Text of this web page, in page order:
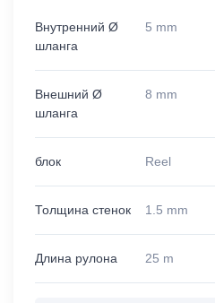
Внутренний Ø
шланга
5 mm
Внешний Ø
шланга
8 mm
блок Reel
Толщина стенок 1.5 mm
Длина рулона 25 m